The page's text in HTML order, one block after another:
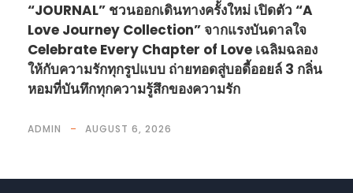
“JOURNAL” ชวนออกเดินทางครั้งใหม่ เปิดตัว “A
Love Journey Collection” จากแรงบันดาลใจ
Celebrate Every Chapter of Love เฉลิมฉลอง
ให้กับความรักทุกรูปแบบ ถ่ายทอดสู่บอดี้ออยล์ 3 กลิ่น
หอมที่บันทึกทุกความรู้สึกของความรัก
ADMIN AUGUST 6, 2026